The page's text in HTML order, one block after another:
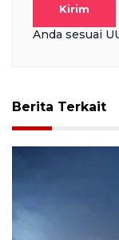
Kirim
Anda sesuai
Berita Terkait